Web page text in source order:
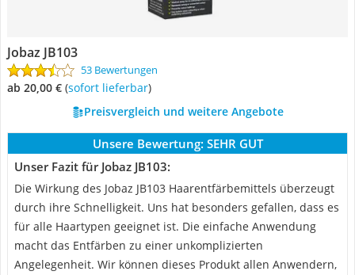
Jobaz JB103
53 Bewertungen
ab 20,00 € ( Sofort lieferbar)
Preisvergleich und weitere Angebote
Unsere Bewertung: SEHR GUT
Unser Fazit für Jobaz JB103:
Die Wirkung des Jobaz JB103 Haarentfärbemittels überzeugt
durch ihre Schnelligkeit. Uns hat besonders gefallen, dass es
für alle Haartypen geeignet ist. Die einfache Anwendung
macht das Entfärben zu einer unkomplizierten
Angelegenheit. Wir können dieses Produkt allen Anwendern,